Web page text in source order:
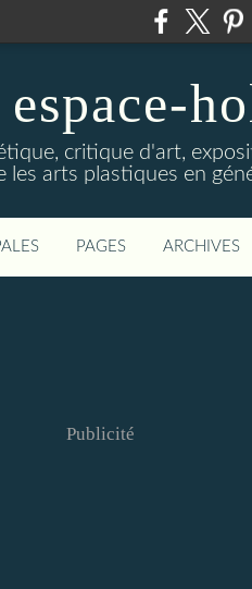
critique d'art,
les arts plastiques en
PAGES ARCHIVES
Publicité